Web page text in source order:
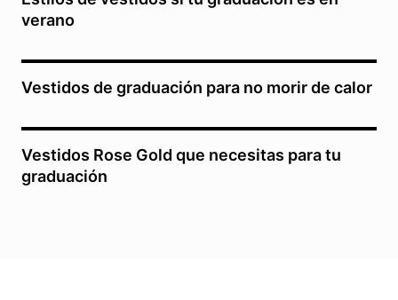
verano
Vestidos de graduación para no morir de calor
Vestidos Rose Gold que necesitas para tu
graduación